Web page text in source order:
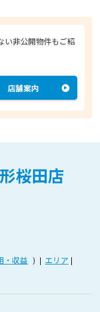
い非公開物件もご紹
店舗案内
桜田店
・収益
エリア